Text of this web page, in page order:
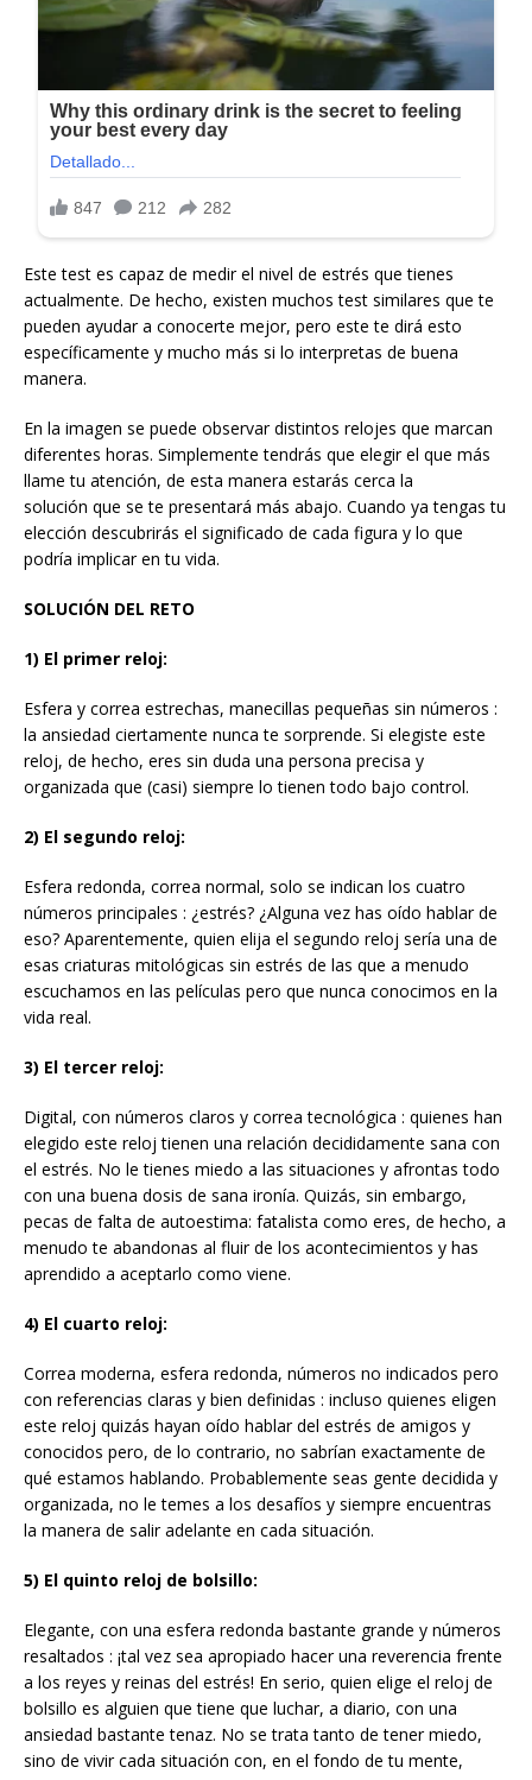
Este test es capaz de medir el nivel de estrés que tienes
actualmente. De hecho, existen muchos test similares que te
pueden ayudar a conocerte mejor, pero este te dirá esto
específicamente y mucho más si lo interpretas de buena
manera.
En la imagen se puede observar distintos relojes que marcan
diferentes horas. Simplemente tendrás que elegir el que más
llame tu atención, de esta manera estarás cerca la
solución que se te presentará más abajo. Cuando ya tengas tu
elección descubrirás el significado de cada figura y lo que
podría implicar en tu vida.
SOLUCIÓN DEL RETO
1) El primer reloj:
Esfera y correa estrechas, manecillas pequeñas sin números :
la ansiedad ciertamente nunca te sorprende. Si elegiste este
reloj, de hecho, eres sin duda una persona precisa y
organizada que (casi) siempre lo tienen todo bajo control.
2) El segundo reloj:
Esfera redonda, correa normal, solo se indican los cuatro
números principales : ¿estrés? ¿Alguna vez has oído hablar de
eso? Aparentemente, quien elija el segundo reloj sería una de
esas criaturas mitológicas sin estrés de las que a menudo
escuchamos en las películas pero que nunca conocimos en la
vida real.
3) El tercer reloj:
Digital, con números claros y correa tecnológica : quienes han
elegido este reloj tienen una relación decididamente sana con
el estrés. No le tienes miedo a las situaciones y afrontas todo
con una buena dosis de sana ironía. Quizás, sin embargo,
pecas de falta de autoestima: fatalista como eres, de hecho, a
menudo te abandonas al fluir de los acontecimientos y has
aprendido a aceptarlo como viene.
4) El cuarto reloj:
Correa moderna, esfera redonda, números no indicados pero
con referencias claras y bien definidas : incluso quienes eligen
este reloj quizás hayan oído hablar del estrés de amigos y
conocidos pero, de lo contrario, no sabrían exactamente de
qué estamos hablando. Probablemente seas gente decidida y
organizada, no le temes a los desafíos y siempre encuentras
la manera de salir adelante en cada situación.
5) El quinto reloj de bolsillo:
Elegante, con una esfera redonda bastante grande y números
resaltados : ¡tal vez sea apropiado hacer una reverencia frente
a los reyes y reinas del estrés! En serio, quien elige el reloj de
bolsillo es alguien que tiene que luchar, a diario, con una
ansiedad bastante tenaz. No se trata tanto de tener miedo,
sino de vivir cada situación con, en el fondo de tu mente,